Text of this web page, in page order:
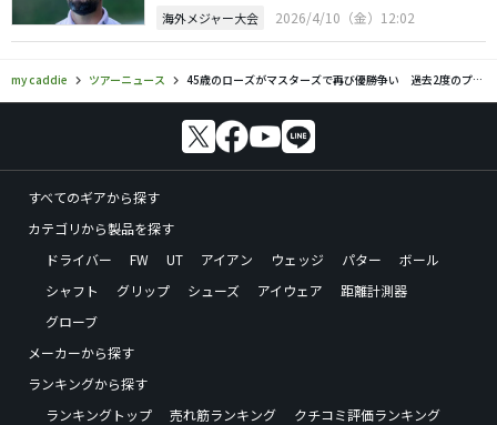
海外メジャー大会 2026/4/10（金）12:02
my caddie ツアーニュース 45歳のローズがマスターズで再び優勝争い 過去2度のプレーオフ敗退
すべてのギアから探す
カテゴリから製品を探す
ドライバー
FW UT アイアン ウェッジ パター
ボール
シャフト
グリップ シューズ アイウェア
距離計測器
グローブ
メーカーから探す
ランキングから探す
ランキングトップ
売れ筋ランキング
クチコミ評価ランキング